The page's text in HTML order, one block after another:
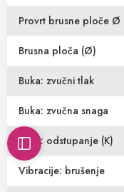
Provrt brusne ploče Ø
Brusna ploča (Ø)
Buka: zvučni tlak
Buka: zvučna snaga
Buka: odstupanje (K)
Vibracije: brušenje